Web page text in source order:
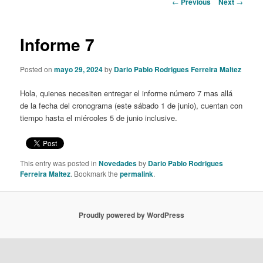
Informe 7
Posted onmayo 29, 2024by Dario Pablo Rodrigues Ferreira Maltez
Hola, quienes necesiten entregar el informe número 7 mas allá
de la fecha del cronograma (este sábado 1 de junio), cuentan con
tiempo hasta el miércoles 5 de junio inclusive.
This entry was posted inNovedadesby Dario Pablo Rodrigues
Ferreira Maltez. Bookmark thepermalink.
Proudly powered by WordPress